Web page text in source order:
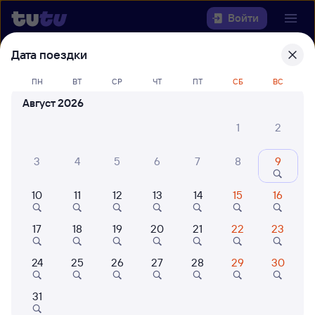
Войти
билеты Брест — Гомель-Пасс.
Откуда
Найти поезда
Дата поездки
ПН ВТ СР ЧТ ПТ СБ ВС
Август 2026
1
2
3 4 5 6 7 8 9
10 11 12 13 14 15 16
17 18 19 20 21 22 23
24 25 26 27 28 29 30
31